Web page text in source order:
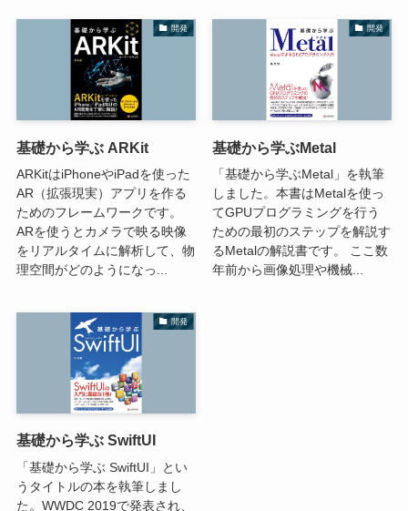
開発
基礎から学ぶ ARKit
ARKitはiPhoneやiPadを使った
AR（拡張現実）アプリを作る
ためのフレームワークです。
ARを使うとカメラで映る映像
をリアルタイムに解析して、物
理空間がどのようになっ...
開発
基礎から学ぶMetal
「基礎から学ぶMetal」を執筆
しました。本書はMetalを使っ
てGPUプログラミングを行う
ための最初のステップを解説す
るMetalの解説書です。 ここ数
年前から画像処理や機械...
開発
基礎から学ぶ SwiftUI
「基礎から学ぶ SwiftUI」とい
うタイトルの本を執筆しまし
た。WWDC 2019で発表され、